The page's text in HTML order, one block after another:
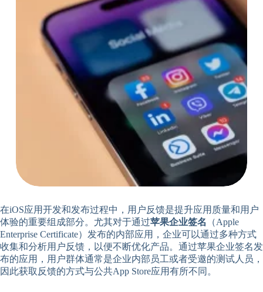
在iOS应用开发和发布过程中，用户反馈是提升应用质量和用户
体验的重要组成部分。尤其对于通过苹果企业签名
（Apple
Enterprise Certificate）发布的内部应用，企业可以通过多种方式
收集和分析用户反馈，以便不断优化产品。通过苹果企业签名发
布的应用，用户群体通常是企业内部员工或者受邀的测试人员，
因此获取反馈的方式与公共App Store应用有所不同。